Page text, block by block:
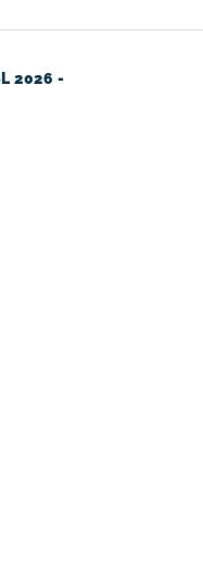
2026 -